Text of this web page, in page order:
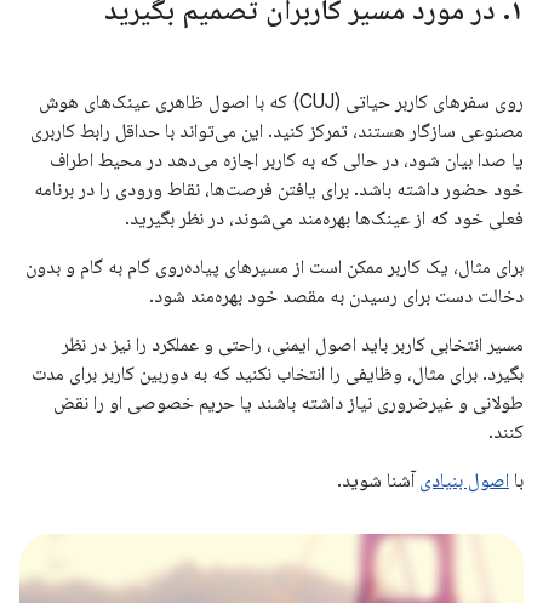
۱. در مورد مسیر کاربران تصمیم بگیرید
روی سفرهای کاربر حیاتی (CUJ) که با اصول ظاهری عینک‌های هوش
مصنوعی سازگار هستند، تمرکز کنید. این می‌تواند با حداقل رابط کاربری
یا صدا بیان شود، در حالی که به کاربر اجازه می‌دهد در محیط اطراف
خود حضور داشته باشد. برای یافتن فرصت‌ها، نقاط ورودی را در برنامه
فعلی خود که از عینک‌ها بهره‌مند می‌شوند، در نظر بگیرید.
برای مثال، یک کاربر ممکن است از مسیرهای پیاده‌روی گام به گام و بدون
دخالت دست برای رسیدن به مقصد خود بهره‌مند شود.
مسیر انتخابی کاربر باید اصول ایمنی، راحتی و عملکرد را نیز در نظر
بگیرد. برای مثال، وظایفی را انتخاب نکنید که به دوربین کاربر برای مدت
طولانی و غیرضروری نیاز داشته باشند یا حریم خصوصی او را نقض
کنند.
با اصول بنیادی آشنا شوید.